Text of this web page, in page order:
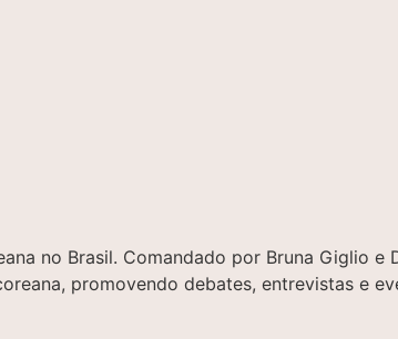
no Brasil. Comandado por Bruna Giglio
promovendo debates, entrevistas e